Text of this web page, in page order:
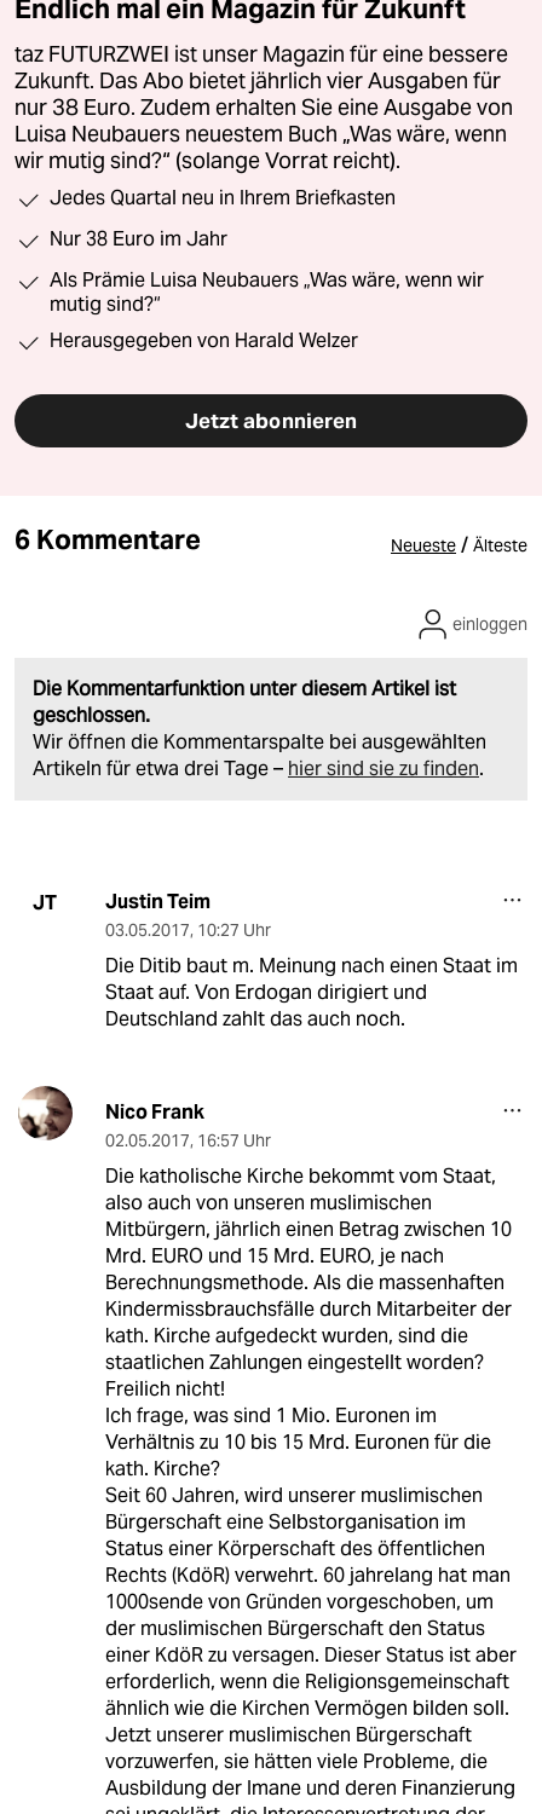
Endlich mal ein Magazin für Zukunft
taz FUTURZWEI ist unser Magazin für eine bessere
Zukunft. Das Abo bietet jährlich vier Ausgaben für
nur 38 Euro. Zudem erhalten Sie eine Ausgabe von
Luisa Neubauers neuestem Buch „Was wäre, wenn
wir mutig sind?“ (solange Vorrat reicht).
Jedes Quartal neu in Ihrem Briefkasten
Nur 38 Euro im Jahr
Als Prämie Luisa Neubauers „Was wäre, wenn wir
mutig sind?“
Herausgegeben von Harald Welzer
Jetzt abonnieren
6 Kommentare Neueste / Älteste
Die Kommentarfunktion unter diesem Artikel ist
geschlossen.
Wir öffnen die Kommentarspalte bei ausgewählten
Artikeln für etwa drei Tage – hier sind sie zu finden.
einloggen
JT Justin Teim
03.05.2017, 10:27 Uhr
Die Ditib baut m. Meinung nach einen Staat im
Staat auf. Von Erdogan dirigiert und
Deutschland zahlt das auch noch.
Nico Frank
02.05.2017, 16:57 Uhr
Die katholische Kirche bekommt vom Staat,
also auch von unseren muslimischen
Mitbürgern, jährlich einen Betrag zwischen 10
Mrd. EURO und 15 Mrd. EURO, je nach
Berechnungsmethode. Als die massenhaften
Kindermissbrauchsfälle durch Mitarbeiter der
kath. Kirche aufgedeckt wurden, sind die
staatlichen Zahlungen eingestellt worden?
Freilich nicht!
Ich frage, was sind 1 Mio. Euronen im
Verhältnis zu 10 bis 15 Mrd. Euronen für die
kath. Kirche?
Seit 60 Jahren, wird unserer muslimischen
Bürgerschaft eine Selbstorganisation im
Status einer Körperschaft des öffentlichen
Rechts (KdöR) verwehrt. 60 jahrelang hat man
1000sende von Gründen vorgeschoben, um
der muslimischen Bürgerschaft den Status
einer KdöR zu versagen. Dieser Status ist aber
erforderlich, wenn die Religionsgemeinschaft
ähnlich wie die Kirchen Vermögen bilden soll.
Jetzt unserer muslimischen Bürgerschaft
vorzuwerfen, sie hätten viele Probleme, die
Ausbildung der Imane und deren Finanzierung